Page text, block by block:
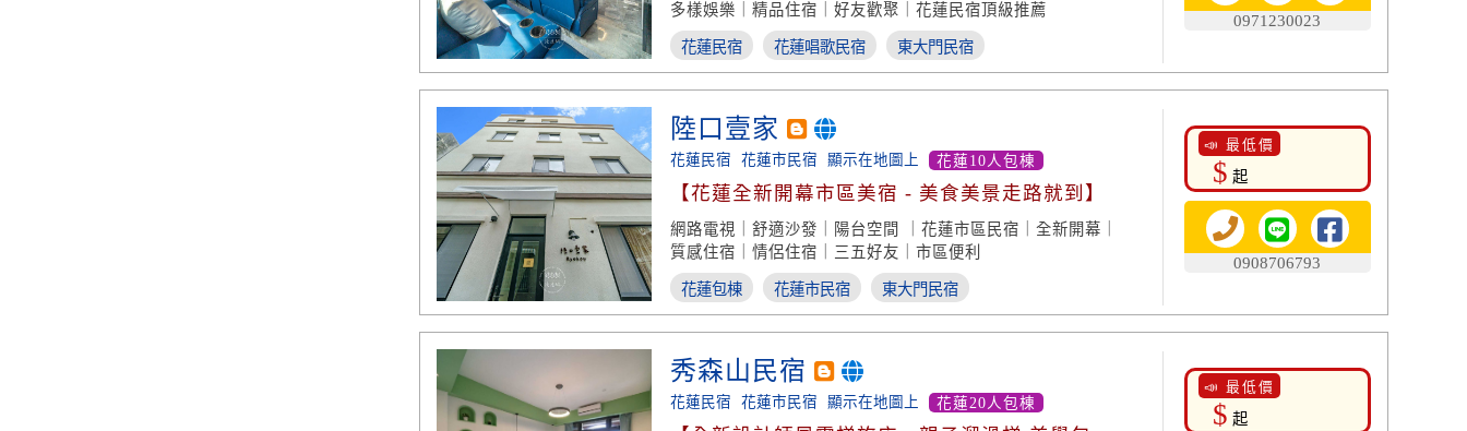
多樣娛樂｜精品住宿｜好友歡聚｜花蓮民宿頂級推薦
花蓮民宿 花蓮唱歌民宿 東大門民宿
0971230023
陸口壹家
花蓮民宿 花蓮市民宿 顯示在地圖上 花蓮10人包棟
【花蓮全新開幕市區美宿 - 美食美景走路就到】
網路電視｜舒適沙發｜陽台空間 ｜花蓮市區民宿｜全新開幕｜
質感住宿｜情侶住宿｜三五好友｜市區便利
花蓮包棟 花蓮市民宿 東大門民宿
📣 最低價
$ 起
0908706793
秀森山民宿
花蓮民宿 花蓮市民宿 顯示在地圖上 花蓮20人包棟
📣 最低價
$ 起